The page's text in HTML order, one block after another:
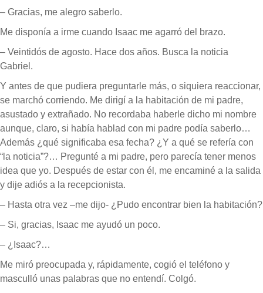
– Gracias, me alegro saberlo.
Me disponía a irme cuando Isaac me agarró del brazo.
– Veintidós de agosto. Hace dos años. Busca la noticia
Gabriel.
Y antes de que pudiera preguntarle más, o siquiera reaccionar,
se marchó corriendo. Me dirigí a la habitación de mi padre,
asustado y extrañado. No recordaba haberle dicho mi nombre
aunque, claro, si había hablad con mi padre podía saberlo…
Además ¿qué significaba esa fecha? ¿Y a qué se refería con
“la noticia”?… Pregunté a mi padre, pero parecía tener menos
idea que yo. Después de estar con él, me encaminé a la salida
y dije adiós a la recepcionista.
– Hasta otra vez –me dijo- ¿Pudo encontrar bien la habitación?
– Si, gracias, Isaac me ayudó un poco.
– ¿Isaac?…
Me miró preocupada y, rápidamente, cogió el teléfono y
masculló unas palabras que no entendí. Colgó.